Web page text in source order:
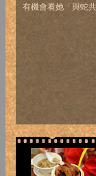
有機會看她「與蛇